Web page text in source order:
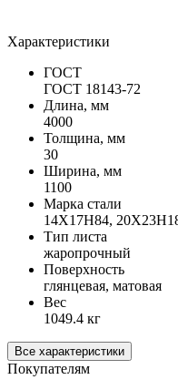
Характеристики
ГОСТ
ГОСТ 18143-72
Длина, мм
4000
Толщина, мм
30
Ширина, мм
1100
Марка стали
14Х17Н84,
Тип листа
жаропрочный
Поверхность
глянцевая, матовая
Вес
1049.4 кг
Все характеристики
Покупателям